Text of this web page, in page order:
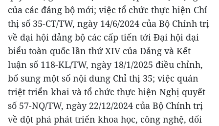
của các đảng bộ mới; việc tổ chức thực hiện Chỉ
thị số 35-CT/TW, ngày 14/6/2024 của Bộ Chính trị
về đại hội đảng bộ các cấp tiến tới Đại hội đại
biểu toàn quốc lần thứ XIV của Đảng và Kết
luận số 118-KL/TW, ngày 18/1/2025 điều chỉnh,
bổ sung một số nội dung Chỉ thị 35; việc quán
triệt triển khai và tổ chức thực hiện Nghị quyết
số 57-NQ/TW, ngày 22/12/2024 của Bộ Chính trị
về đột phá phát triển khoa học, công nghệ, đổi